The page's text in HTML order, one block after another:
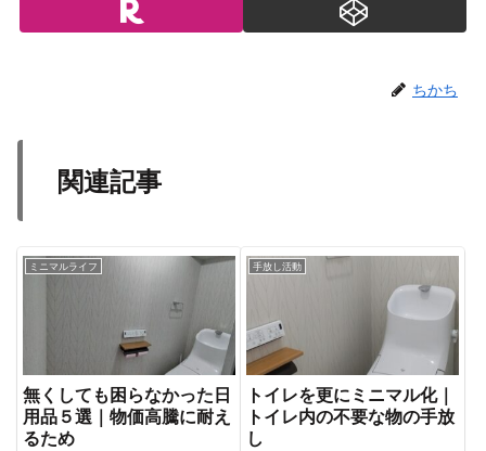
ちかち
関連記事
ミニマルライフ
無くしても困らなかった日
用品５選｜物価高騰に耐え
るため
手放し活動
トイレを更にミニマル化｜
トイレ内の不要な物の手放
し